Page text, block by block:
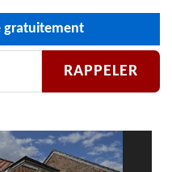
gratuitement